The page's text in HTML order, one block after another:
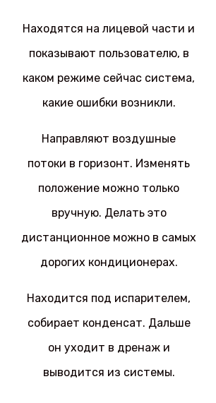
Находятся на лицевой части и
показывают пользователю, в
каком режиме сейчас система,
какие ошибки возникли.
Направляют воздушные
потоки в горизонт. Изменять
положение можно только
вручную. Делать это
дистанционное можно в самых
дорогих кондиционерах.
Находится под испарителем,
собирает конденсат. Дальше
он уходит в дренаж и
выводится из системы.